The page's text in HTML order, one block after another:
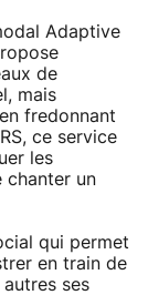
Adaptive
de
mais
fredonnant
ce service
les
chanter un
qui permet
en train de
ses